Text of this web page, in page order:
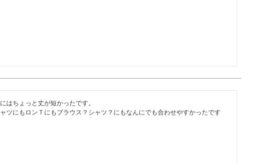
はちょっと丈が短かったです。
ツにもロンＴにもブラウス？シャツ？にもなんにでも合わせやすかったです